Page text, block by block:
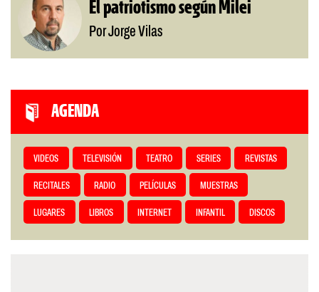
El patriotismo según Milei
Por Jorge Vilas
AGENDA
VIDEOS TELEVISIÓN TEATRO SERIES REVISTAS
RECITALES RADIO PELÍCULAS MUESTRAS
LUGARES LIBROS INTERNET INFANTIL DISCOS